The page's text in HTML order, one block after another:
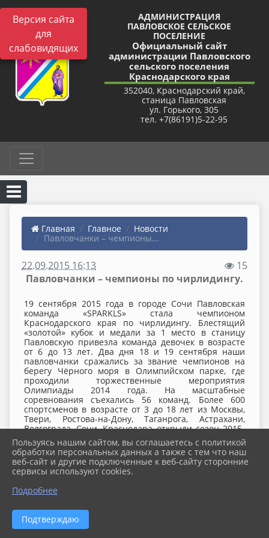
Версия сайта
для
слабовидящих
АДМИНИСТРАЦИЯ
ПАВЛОВСКОЕ СЕЛЬСКОЕ
ПОСЕЛЕНИЕ
Официальный сайт
администрации Павловского
сельского поселения
Краснодарского края
352040, Краснодарский край,
станица Павловская
ул. Горького, 305
тел. +7(86191)5-22-95
Главная Главное
Новости
Павловчанки – чемпионы...
22.09.2015 16:13
15
Павловчанки – чемпионы по чирлидингу.
19 сентября 2015 года в городе Сочи Павловская
команда «SPARKLS» стала чемпионом
Краснодарского края по чирлидингу. Блестящий
«золотой» кубок и медали за 1 место в станицу
Павловскую привезла команда девочек в возрасте
от 6 до 13 лет. Два дня 18 и 19 сентября наши
павловчанки сражались за звание чемпионов на
берегу Чёрного моря в Олимпийском парке, где
проходили торжественные мероприятия
Олимпиады 2014 года. На масштабные
соревнования съехались 56 команд. Более 600
спортсменов в возрасте от 3 до 18 лет из Москвы,
Твери, Ростова-на-Дону, Таганрога, Астрахани,
Волгограда, Сочи, Краснодара открыли сезон 2015-
2016 по чирлидингу.
18 сентября в гостинице «Спорт Ин» состоялись
предварительные судейские просмотры, где
команды показывали свою программу, а судьи
исправить технические ошибки до начала
соревнований. У наших девочек судьи отметили
Пользуясь нашим сайтом, вы соглашаетесь с политикой
обработки персональных данных а также с тем что наш
веб-сайт и другие подключенные к веб-сайту сторонние
сервисы используют cookies.
Подробнее
Подтверждаю